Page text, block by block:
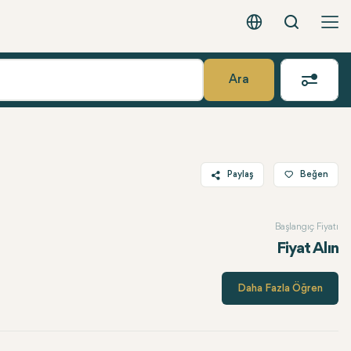
Türkçe - EUR
Arama
Ara
Paylaş
Telegram
Beğen
Başlangıç Fiyatı
Fiyat Alın
Daha Fazla Öğren